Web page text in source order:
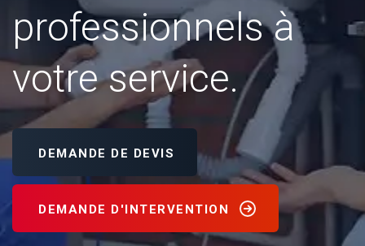
professionnels à
votre service.
DEMANDE DE DEVIS
DEMANDE D'INTERVENTION